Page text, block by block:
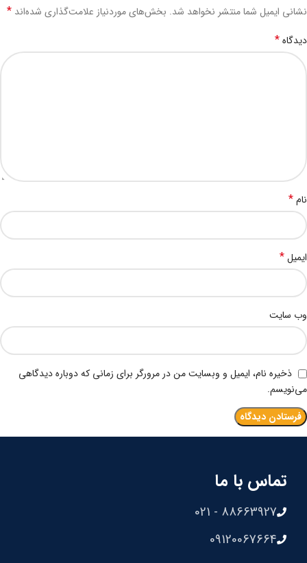
نشانی ایمیل شما منتشر نخواهد شد. بخش‌های موردنیاز علامت‌گذاری شده‌اند *
دیدگاه*
نام*
ایمیل*
وب‌ سایت
ذخیره نام، ایمیل و وبسایت من در مرورگر برای زمانی که دوباره دیدگاهی
می‌نویسم.
تماس با ما
88663927 - 021
09120067664